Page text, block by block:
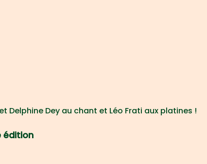
Delphine Dey au chant et Léo Frati aux platines !
édition